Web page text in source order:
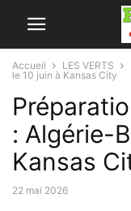
Accueil LES VERTS
le 10 juin à Kansas City
: Algérie-
Kansas
22 mai 2026